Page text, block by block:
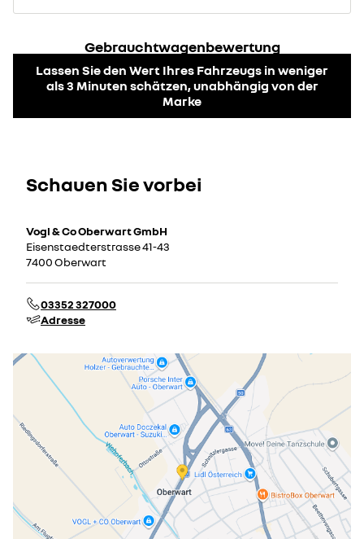
Gebrauchtwagenbewertung
Lassen Sie den Wert Ihres Fahrzeugs in weniger
als 3 Minuten schätzen, unabhängig von der
Marke
Schauen Sie vorbei
Vogl & Co Oberwart GmbH
Eisenstaedterstrasse 41-43
7400 Oberwart
03352 327000
Adresse